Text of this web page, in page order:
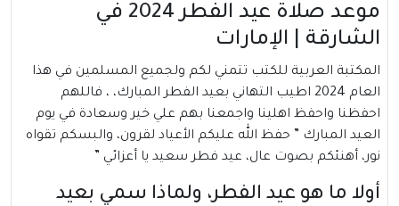
موعد صلاة عيد الفطر 2024 في
الشارقة | الإمارات
المكتبة العربية للكتب تتمني لكم ولجميع المسلمين في هذا
العام 2024 اطيب التهاني بعيد الفطر المبارك، ، فاللهم
احفظنا واحفظ اهلينا واجمعنا بهم علي خير وسعادة في يوم
العيد المبارك ” حفظ الله عليكم الأعياد لقرون، والبسكم تقواه
نور، أهنئكم بصوت عال، عيد فطر سعيد يا أعزائي ”
أولا ما هو عيد الفطر، ولماذا سمي بعيد